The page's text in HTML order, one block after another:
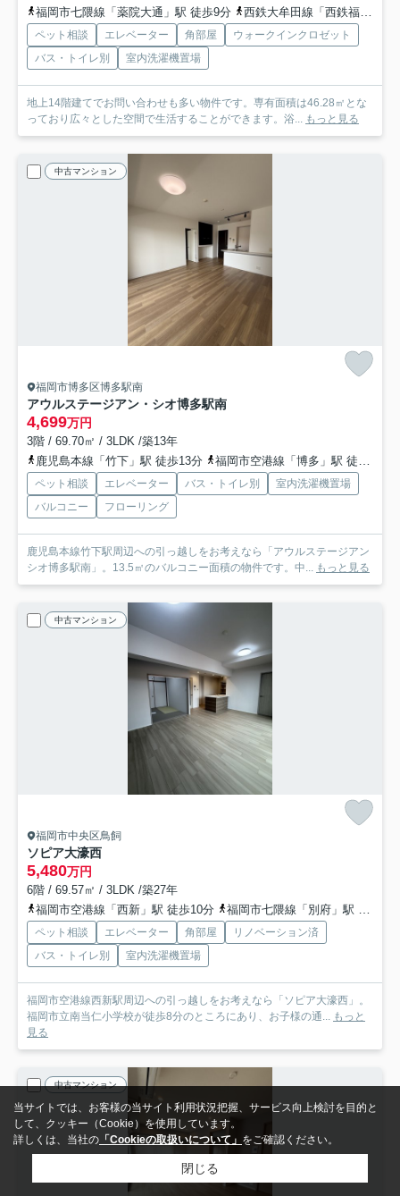
福岡市七隈線「薬院大通」駅 徒歩9分
西鉄大牟田線「西鉄福岡（天神）」駅 徒歩10分
ペット相談 エレベーター 角部屋
ウォークインクロゼット
バス・トイレ別
室内洗濯機置場
地上14階建てでお問い合わせも多い物件です。専有面積は46.28㎡とな
っており広々とした空間で生活することができます。浴...
もっと見る
中古マンション
福岡市博多区博多駅南
アウルステージアン・シオ博多駅南
4,699万円
3階 / 69.70㎡ / 3LDK /築13年
鹿児島本線「竹下」駅 徒歩13分
福岡市空港線「博多」駅 徒歩23分
ペット相談 エレベーター バス・トイレ別
室内洗濯機置場
バルコニー
フローリング
鹿児島本線竹下駅周辺への引っ越しをお考えなら「アウルステージアン
シオ博多駅南」。13.5㎡のバルコニー面積の物件です。中... もっと見る
中古マンション
福岡市中央区鳥飼
ソピア大濠西
5,480万円
6階 / 69.57㎡ / 3LDK /築27年
福岡市空港線「西新」駅 徒歩10分
福岡市七隈線「別府」駅 徒歩15分
ペット相談 エレベーター 角部屋
リノベーション済
バス・トイレ別
室内洗濯機置場
福岡市空港線西新駅周辺への引っ越しをお考えなら「ソピア大濠西」。
福岡市立南当仁小学校が徒歩8分のところにあり、お子様の通... もっと
見る
中古マンション
当サイトでは、お客様の当サイト利用状況把握、サービス向上検討を目的と
して、クッキー（Cookie）を使用しています。
詳しくは、当社の 「Cookieの取扱いについて」 をご確認ください。
閉じる